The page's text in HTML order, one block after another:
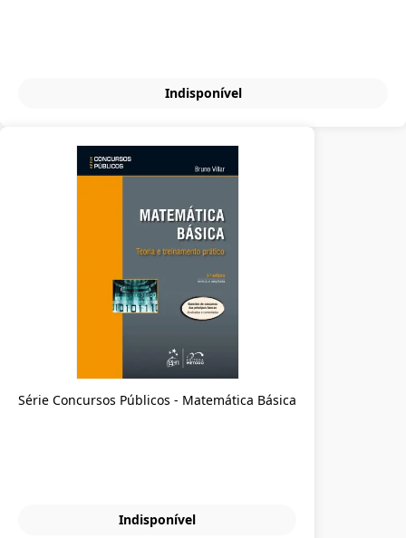
Indisponível
Série Concursos Públicos - Matemática Básica
Indisponível